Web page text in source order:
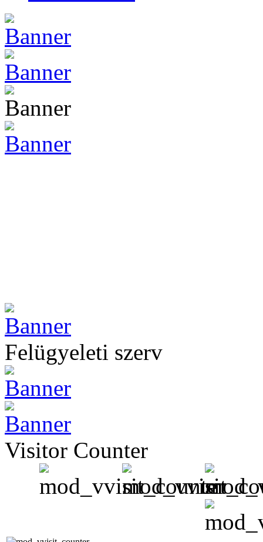
Felügyeleti szerv
Visitor Counter